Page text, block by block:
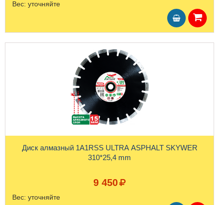
Вес: уточняйте
Диск алмазный 1A1RSS ULTRA ASPHALT SKYWER
310*25,4 mm
9 450
Вес: уточняйте